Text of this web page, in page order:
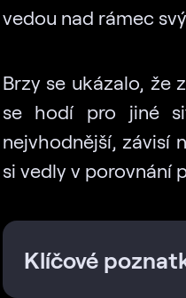
vedou nad rámec
Brzy se ukázalo, že
se hodí pro jiné
nejvhodnější, závisí
si vedly v porovnání
Klíčové